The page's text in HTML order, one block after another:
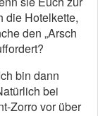
die Hotelkette,
den „Arsch
bin dann
bei
Zorro vor über